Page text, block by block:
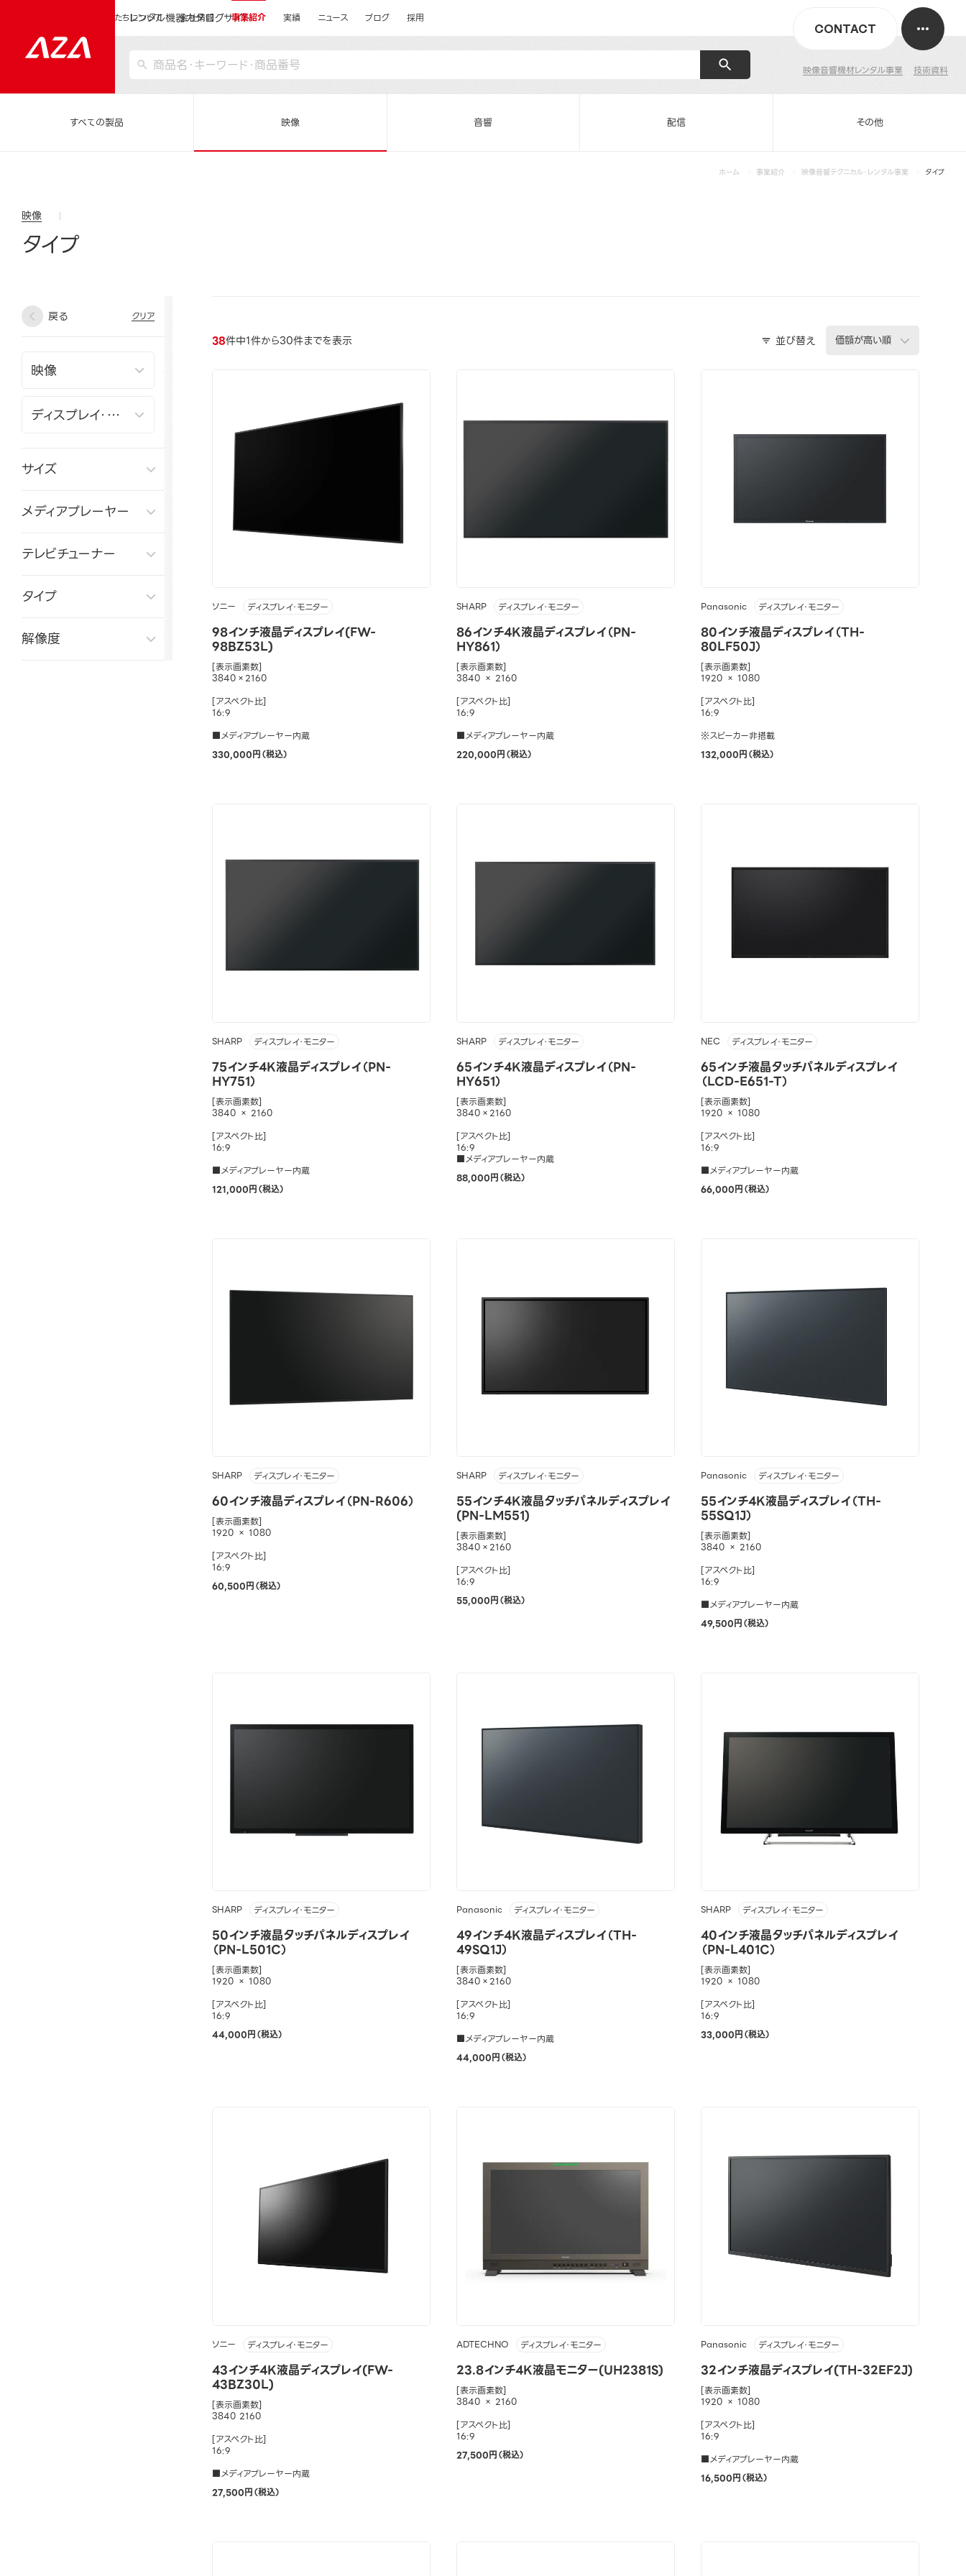
レンタル機器カタログサイト
映像音響機材レンタル事業 技術資料
CONTACT
私たちについて 会社情報 事業紹介 実績 ニュース ブログ 採用
すべての製品 映像 音響 配信 その他
ホーム 事業紹介 映像音響テクニカル・レンタル事業 タイプ
映像
タイプ
戻る クリア
サイズ
メディアプレーヤー
テレビチューナー
タイプ
解像度
38件中1件から30件までを表示 並び替え
ソニー ディスプレイ・モニター
98インチ液晶ディスプレイ(FW-
98BZ53L)
[表示画素数]
3840×2160
[アスペクト比]
16:9
■メディアプレーヤー内蔵
330,000円（税込）
SHARP ディスプレイ・モニター
86インチ4K液晶ディスプレイ（PN-
HY861）
[表示画素数]
3840 × 2160
[アスペクト比]
16:9
■メディアプレーヤー内蔵
220,000円（税込）
Panasonic ディスプレイ・モニター
80インチ液晶ディスプレイ（TH-
80LF50J）
[表示画素数]
1920 × 1080
[アスペクト比]
16:9
※スピーカー非搭載
132,000円（税込）
SHARP ディスプレイ・モニター
75インチ4K液晶ディスプレイ（PN-
HY751）
[表示画素数]
3840 × 2160
[アスペクト比]
16:9
■メディアプレーヤー内蔵
121,000円（税込）
SHARP ディスプレイ・モニター
65インチ4K液晶ディスプレイ（PN-
HY651）
[表示画素数]
3840×2160
[アスペクト比]
16:9
■メディアプレーヤー内蔵
88,000円（税込）
NEC ディスプレイ・モニター
65インチ液晶タッチパネルディスプレイ
（LCD-E651-T）
[表示画素数]
1920 × 1080
[アスペクト比]
16:9
■メディアプレーヤー内蔵
66,000円（税込）
SHARP ディスプレイ・モニター
60インチ液晶ディスプレイ（PN-R606）
[表示画素数]
1920 × 1080
[アスペクト比]
16:9
60,500円（税込）
SHARP ディスプレイ・モニター
55インチ4K液晶タッチパネルディスプレイ
(PN-LM551)
[表示画素数]
3840×2160
[アスペクト比]
16:9
55,000円（税込）
Panasonic ディスプレイ・モニター
55インチ4K液晶ディスプレイ（TH-
55SQ1J）
[表示画素数]
3840 × 2160
[アスペクト比]
16:9
■メディアプレーヤー内蔵
49,500円（税込）
SHARP ディスプレイ・モニター
50インチ液晶タッチパネルディスプレイ
（PN-L501C）
[表示画素数]
1920 × 1080
[アスペクト比]
16:9
44,000円（税込）
Panasonic ディスプレイ・モニター
49インチ4K液晶ディスプレイ（TH-
49SQ1J）
[表示画素数]
3840×2160
[アスペクト比]
16:9
■メディアプレーヤー内蔵
44,000円（税込）
SHARP ディスプレイ・モニター
40インチ液晶タッチパネルディスプレイ
（PN-L401C）
[表示画素数]
1920 × 1080
[アスペクト比]
16:9
33,000円（税込）
ソニー ディスプレイ・モニター
43インチ4K液晶ディスプレイ(FW-
43BZ30L)
[表示画素数]
3840 2160
[アスペクト比]
16:9
■メディアプレーヤー内蔵
27,500円（税込）
ADTECHNO ディスプレイ・モニター
23.8インチ4K液晶モニター(UH2381S)
[表示画素数]
3840 × 2160
[アスペクト比]
16:9
27,500円（税込）
Panasonic ディスプレイ・モニター
32インチ液晶ディスプレイ(TH-32EF2J)
[表示画素数]
1920 × 1080
[アスペクト比]
16:9
■メディアプレーヤー内蔵
16,500円（税込）